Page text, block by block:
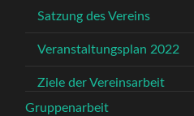
Satzung des Vereins
Veranstaltungsplan 2022
Ziele der Vereinsarbeit
Gruppenarbeit